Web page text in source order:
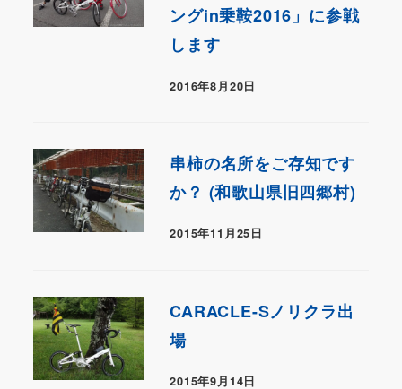
ングin乗鞍2016」に参戦
します
2016年8月20日
串柿の名所をご存知です
か？ (和歌山県旧四郷村)
2015年11月25日
CARACLE-Sノリクラ出
場
2015年9月14日